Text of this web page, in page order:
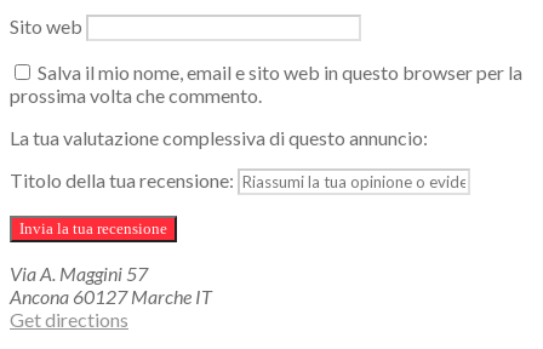
Sito web
Salva il mio nome, email e sito web in questo browser per la
prossima volta che commento.
La tua valutazione complessiva di questo annuncio:
Titolo della tua recensione:
Via A. Maggini 57
Ancona 60127 Marche IT
Get directions